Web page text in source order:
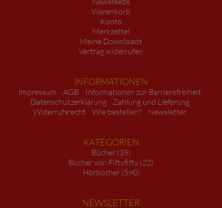
Warenkorb
Konto
Merkzettel
Meine Downloads
Vertrag widerrufen
INFORMATIONEN
Impressum AGB
Informationen zur Barrierefreiheit
Datenschutzerklärung
Zahlung und Lieferung
Widerrufsrecht
Wie bestellen? Newsletter
KATEGORIEN
Bücher (35)
Bücher von Fiftyfifty (22)
Hörbücher (590)
NEWSLETTER